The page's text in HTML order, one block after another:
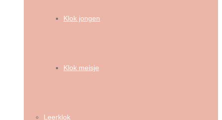
Klok jongen
Klok meisje
Leerklok